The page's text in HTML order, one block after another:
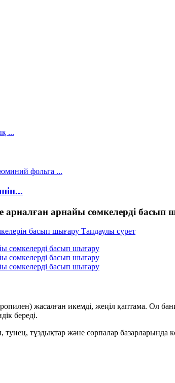
арналған арнайы сөмкелерді басып
жасалған икемді, жеңіл қаптама. Ол
береді.
тұздықтар және сорпалар базарларында